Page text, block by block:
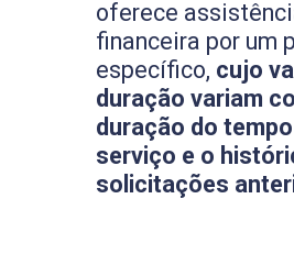
oferece
financeira por um
específico, cujo
duração variam
duração do
serviço e o
solicitações